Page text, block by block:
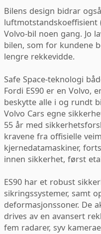
Bilens design bidrar
luftmotstandskoeffisient
Volvo-bil noen gang. Jo
bilen, som for kundene
lengre rekkevidde.
Safe Space-teknologi
Fordi ES90 er en Volvo,
beskytte alle i og rundt
Volvo Cars egne
55 år med
kravene fra offisielle
kjernedatamaskiner,
innen sikkerhet, først
ES90 har et robust
sikringssystemer, samt
deformasjonssoner. De
drives av en avansert
fem radarer, syv